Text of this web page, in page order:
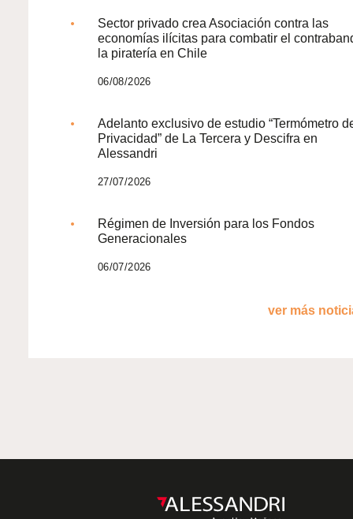
Sector privado crea Asociación contra las
economías ilícitas para combatir el
la piratería en Chile
06/08/2026
Adelanto exclusivo de estudio “Termómetro
Privacidad” de La Tercera y Descifra en
Alessandri
27/07/2026
Régimen de Inversión para los Fondos
Generacionales
06/07/2026
ver más